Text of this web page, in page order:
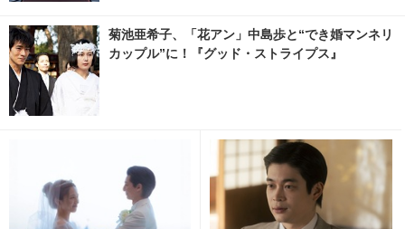
菊池亜希子、「花アン」中島歩と“でき婚マンネリ
カップル”に！『グッド・ストライプス』